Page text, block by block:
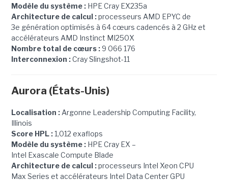
Modèle du système :HPE Cray EX235a
Architecture de calcul :processeurs AMD EPYC de
3e génération optimisés à 64 cœurs cadencés à 2 GHz et
accélérateurs AMD Instinct MI250X
Nombre total de cœurs :9 066 176
Interconnexion :Cray Slingshot-11
Aurora (États-Unis)
Localisation :Argonne Leadership Computing Facility,
Illinois
Score HPL :1,012 exaflops
Modèle du système :HPE Cray EX –
Intel Exascale Compute Blade
Architecture de calcul :processeurs Intel Xeon CPU
Max Series et accélérateurs Intel Data Center GPU